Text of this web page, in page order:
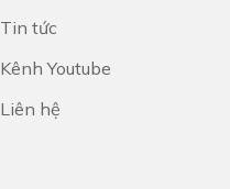
Tin tức
Kênh Youtube
Liên hệ